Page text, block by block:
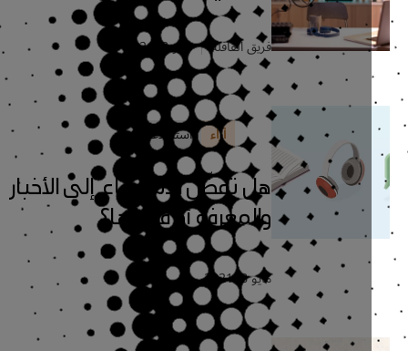
فريق القافلة مايو 8, 2021
آراء استطلاعات
هل تفضِّل الاستماع إلى الأخبار
والمعرفة أو قراءتها؟
مايو 8, 2021